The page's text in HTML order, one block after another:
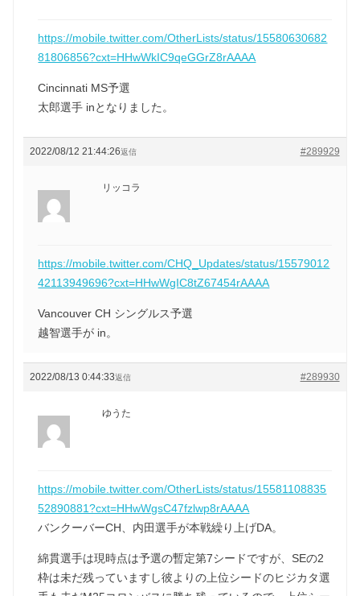
https://mobile.twitter.com/OtherLists/status/15580630682
81806856?cxt=HHwWkIC9qeGGrZ8rAAAA
Cincinnati MS予選
太郎選手 inとなりました。
2022/08/12 21:44:26 #289929
返信
リッコラ
https://mobile.twitter.com/CHQ_Updates/status/15579012
42113949696?cxt=HHwWgIC8tZ67454rAAAA
Vancouver CH シングルス予選
越智選手が in。
2022/08/13 0:44:33 #289930
返信
ゆうた
https://mobile.twitter.com/OtherLists/status/15581108835
52890881?cxt=HHwWgsC47fzlwp8rAAAA
バンクーバーCH、内田選手が本戦繰り上げDA。
綿貫選手は現時点は予選の暫定第7シードですが、SEの2
枠は未だ残っていますし彼よりの上位シードのヒジカタ選